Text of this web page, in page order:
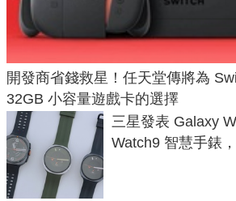
開發商省錢救星！任天堂傳將為
32GB 小容量遊戲卡的選擇
三星發表 Galaxy
Watch9 智慧手錶